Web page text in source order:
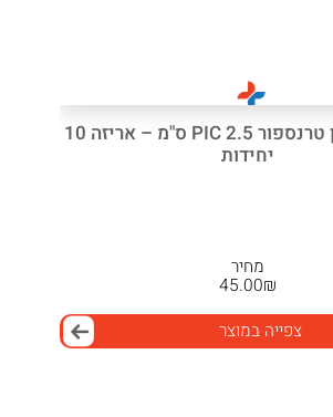
פלסטר ניילון טרנספור PIC 2.5 ס"מ – אריזה 10
יחידות
מחיר
₪
45.00
צפייה במוצר